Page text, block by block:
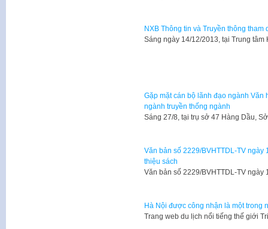
NXB Thông tin và Truyền thông
​Sáng ngày 14/12/2013, tại Trung
Gặp mặt cán bộ lãnh đạo ngành Văn
ngành truyền thống ngành
Sáng 27/8, tại trụ sở 47 Hàng Dầu,
Văn bản số 2229/BVHTTDL-TV
thiệu sách
​Văn bản số 2229/BVHTTDL-TV
Hà Nội được công nhận là một trong
​Trang web du lịch nổi tiếng thế giới